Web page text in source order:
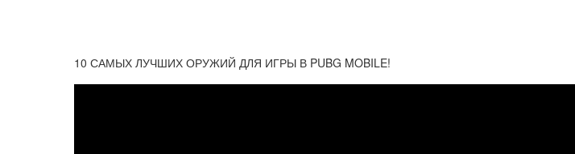
10 САМЫХ ЛУЧШИХ ОРУЖИЙ ДЛЯ ИГРЫ В PUBG MOBILE!